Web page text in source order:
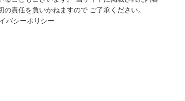
責任を負いかねますので ご了承ください。
バシーポリシー